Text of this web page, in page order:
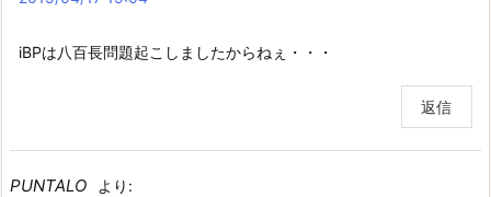
iBPは八百長問題起こしましたからねぇ・・・
返信
PUNTALO
より: